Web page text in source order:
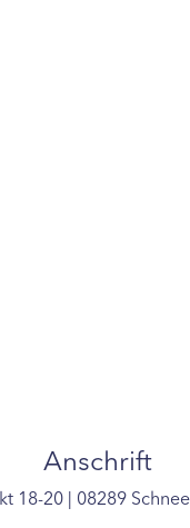
Anschrift
18-20 | 08289